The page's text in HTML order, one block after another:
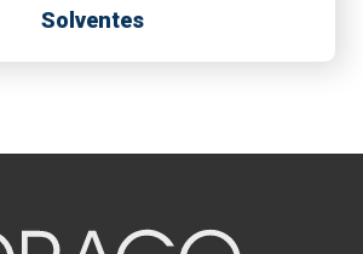
Solventes